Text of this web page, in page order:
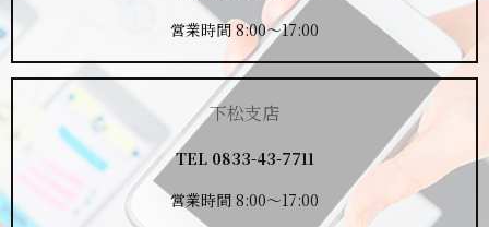
営業時間 8:00～17:00
下松支店
TEL 0833-43-7711
営業時間 8:00～17:00